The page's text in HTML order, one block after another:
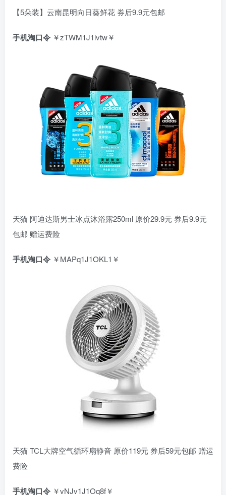
【5朵装】云南昆明向日葵鲜花 券后9.9元包邮
手机淘口令 ￥zTWM1J1lvtw￥
天猫 阿迪达斯男士冰点沐浴露250ml 原价29.9元 券后9.9元
包邮 赠运费险
手机淘口令 ￥MAPq1J1OKL1￥
天猫 TCL大牌空气循环扇静音 原价119元 券后59元包邮 赠运
费险
手机淘口令 ￥vNJv1J1Oq8f￥